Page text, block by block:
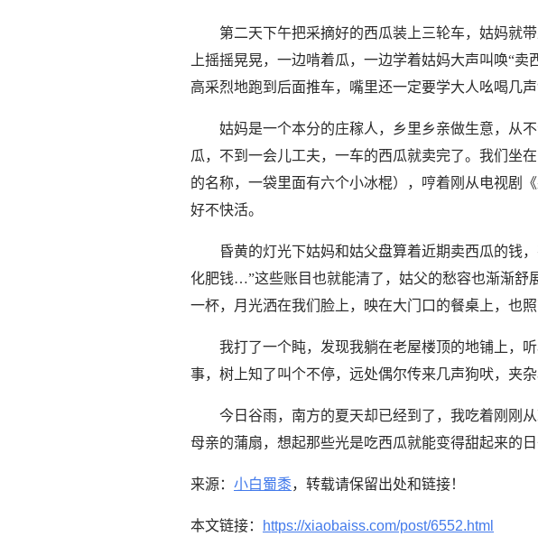
第二天下午把采摘好的西瓜装上三轮车，姑妈就
上摇摇晃晃，一边啃着瓜，一边学着姑妈大声叫唤“
高采烈地跑到后面推车，嘴里还一定要学大人吆喝几
姑妈是一个本分的庄稼人，乡里乡亲做生意，从
瓜，不到一会儿工夫，一车的西瓜就卖完了。我们坐
的名称，一袋里面有六个小冰棍），哼着刚从电视剧
好不快活。
昏黄的灯光下姑妈和姑父盘算着近期卖西瓜的钱
化肥钱…”这些账目也就能清了，姑父的愁容也渐渐舒
一杯，月光洒在我们脸上，映在大门口的餐桌上，也
我打了一个盹，发现我躺在老屋楼顶的地铺上，
事，树上知了叫个不停，远处偶尔传来几声狗吠，夹
今日谷雨，南方的夏天却已经到了，我吃着刚刚
母亲的蒲扇，想起那些光是吃西瓜就能变得甜起来的
来源： 小白蜀黍，转载请保留出处和链接！
本文链接： https://xiaobaiss.com/post/6552.html